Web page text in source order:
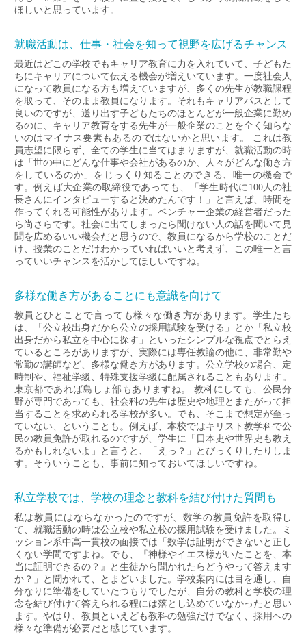
ほしいと思っています。
就職活動は、仕事・社会を知って視野を広げるチャンス
最近はどこの学校でもキャリア教育に力を入れていて、子どもた
ちにキャリアについて伝える機会が増えいています。一度社会人
になって教員になる方も増えていますが、多くの先生が教職課程
を取って、そのまま教員になります。それもキャリアパスとして
良いのですが、送り出す子どもたちのほとんどが一般企業に勤め
るのに、キャリア教育をする先生が一般企業のことを全く知らな
いのはマイナス要素もあるのではないかと思います。 これは教
員志望に限らず、全ての学生に当てはまりますが、就職活動の時
は「世の中にどんな仕事や会社があるのか、人々がどんな働き方
をしているのか」をじっくり知ることのできる、唯一の機会で
す。例えば大企業の取締役であっても、「学生時代に100人の社
長さんにインタビューすると決めたんです！」と言えば、時間を
作ってくれる可能性があります。ベンチャー企業の経営者だった
ら尚さらです。社会に出てしまったら聞けない人の話を聞いて見
聞を広めるいい機会だと思うので、教員になるから学校のことだ
け、授業のことだけわかっていればいいと考えず、この唯一と言
っていいチャンスを活かしてほしいですね。
多様な働き方があることにも意識を向けて
教員とひとことで言っても様々な働き方があります。学生たち
は、「公立校出身だから公立の採用試験を受ける」とか「私立校
出身だから私立を中心に探す」といったシンプルな視点でとらえ
ているところがありますが、実際には専任教諭の他に、非常勤や
常勤の講師など、多様な働き方があります。公立学校の場合、定
時制や、福祉学級、特殊支援学級に配属されることもあります。
東京都であれば島しょ部もありますね。 教科にしても、公民分
野が専門であっても、社会科の先生は歴史や地理とまたがって担
当することを求められる学校が多い。でも、そこまで想定が至っ
ていない、ということも。例えば、本校ではキリスト教学科で公
民の教員免許が取れるのですが、学生に「日本史や世界史も教え
るかもしれないよ」と言うと、「えっ？」とびっくりしたりしま
す。そういうことも、事前に知っておいてほしいですね。
私立学校では、学校の理念と教科を結び付けた質問も
私は教員にはならなかったのですが、数学の教員免許を取得し
て、就職活動の時は公立校や私立校の採用試験を受けました。ミ
ッション系中高一貫校の面接では「数学は証明ができないと正し
くない学問ですよね。でも、『神様やイエス様がいたことを、本
当に証明できるの？』と生徒から聞かれたらどうやって答えます
か？」と聞かれて、とまどいました。学校案内には目を通し、自
分なりに準備をしていたつもりでしたが、自分の教科と学校の理
念を結び付けて答えられる程には落とし込めていなかったと思い
ます。やはり、教員といえども教科の勉強だけでなく、採用への
様々な準備が必要だと感じています。